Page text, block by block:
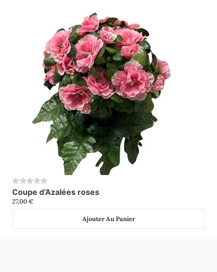
0
Coupe d’Azalées roses
27,00€
Ajouter Au Panier